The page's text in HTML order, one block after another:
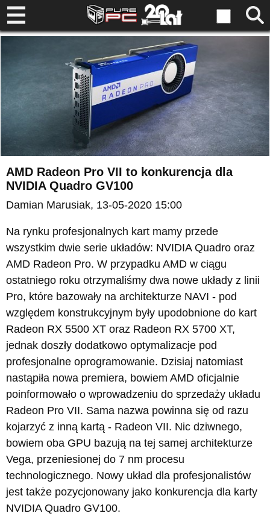
AMD Radeon Pro VII to konkurencja dla
NVIDIA Quadro GV100
Damian Marusiak, 13-05-2020 15:00
Na rynku profesjonalnych kart mamy przede
wszystkim dwie serie układów: NVIDIA Quadro oraz
AMD Radeon Pro. W przypadku AMD w ciągu
ostatniego roku otrzymaliśmy dwa nowe układy z linii
Pro, które bazowały na architekturze NAVI - pod
względem konstrukcyjnym były upodobnione do kart
Radeon RX 5500 XT oraz Radeon RX 5700 XT,
jednak doszły dodatkowo optymalizacje pod
profesjonalne oprogramowanie. Dzisiaj natomiast
nastąpiła nowa premiera, bowiem AMD oficjalnie
poinformowało o wprowadzeniu do sprzedaży układu
Radeon Pro VII. Sama nazwa powinna się od razu
kojarzyć z inną kartą - Radeon VII. Nic dziwnego,
bowiem oba GPU bazują na tej samej architekturze
Vega, przeniesionej do 7 nm procesu
technologicznego. Nowy układ dla profesjonalistów
jest także pozycjonowany jako konkurencja dla karty
NVIDIA Quadro GV100.